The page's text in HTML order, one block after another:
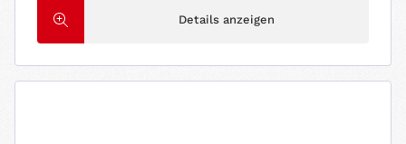
Details anzeigen